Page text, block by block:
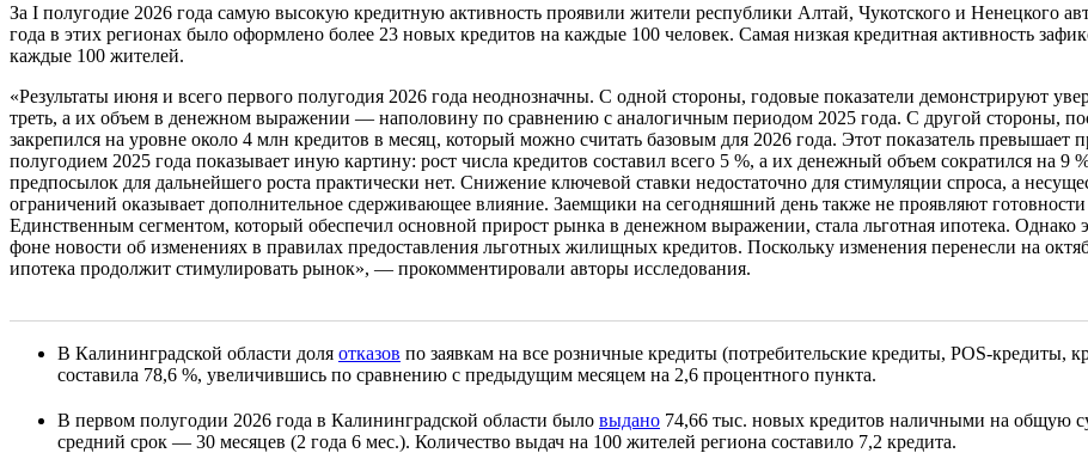
За I полугодие 2026 года самую высокую кредитную активность проявили жители республики Алтай, Чукотского и Ненецкого
года в этих регионах было оформлено более 23 новых кредитов на каждые 100 человек. Самая низкая кредитная активность
каждые 100 жителей.
«Результаты июня и всего первого полугодия 2026 года неоднозначны. С одной стороны, годовые показатели демонстрируют
треть, а их объем в денежном выражении — наполовину по сравнению с аналогичным периодом 2025 года. С другой стороны,
закрепился на уровне около 4 млн кредитов в месяц, который можно считать базовым для 2026 года. Этот показатель превышает
полугодием 2025 года показывает иную картину: рост числа кредитов составил всего 5 %, а их денежный объем сократился на
предпосылок для дальнейшего роста практически нет. Снижение ключевой ставки недостаточно для стимуляции спроса, а
ограничений оказывает дополнительное сдерживающее влияние. Заемщики на сегодняшний день также не проявляют готовности
Единственным сегментом, который обеспечил основной прирост рынка в денежном выражении, стала льготная ипотека. Однако
фоне новости об изменениях в правилах предоставления льготных жилищных кредитов. Поскольку изменения перенесли на
ипотека продолжит стимулировать рынок», — прокомментировали авторы исследования.
В Калининградской области доля отказов по заявкам на все розничные кредиты (потребительские кредиты, POS-кредиты,
составила 78,6 %, увеличившись по сравнению с предыдущим месяцем на 2,6 процентного пункта.
В первом полугодии 2026 года в Калининградской области было выдано 74,66 тыс. новых кредитов наличными на общую
средний срок — 30 месяцев (2 года 6 мес.). Количество выдач на 100 жителей региона составило 7,2 кредита.